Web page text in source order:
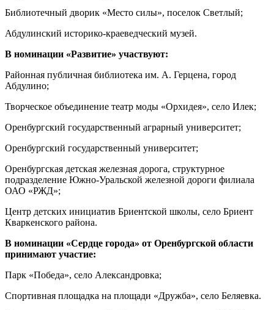
Библиотечный дворик «Место силы», поселок Светлый;
Абдулинский историко-краеведческий музей.
В номинации «Развитие» участвуют:
Районная публичная библиотека им. А. Герцена, город
Абдулино;
Творческое объединение театр моды «Орхидея», село Илек;
Оренбургский государственный аграрный университет;
Оренбургский государственный университет;
Оренбургская детская железная дорога, структурное
подразделение Южно-Уральской железной дороги филиала
ОАО «РЖД»;
Центр детских инициатив Бриентской школы, село Бриент
Кваркенского района.
В номинации «Сердце города» от Оренбургской области
принимают участие:
Парк «Победа», село Александровка;
Спортивная площадка на площади «Дружба», село Беляевка.